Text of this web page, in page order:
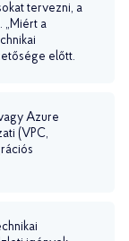
tervezni, a
„Miért a
előtt.
Azure
(VPC,